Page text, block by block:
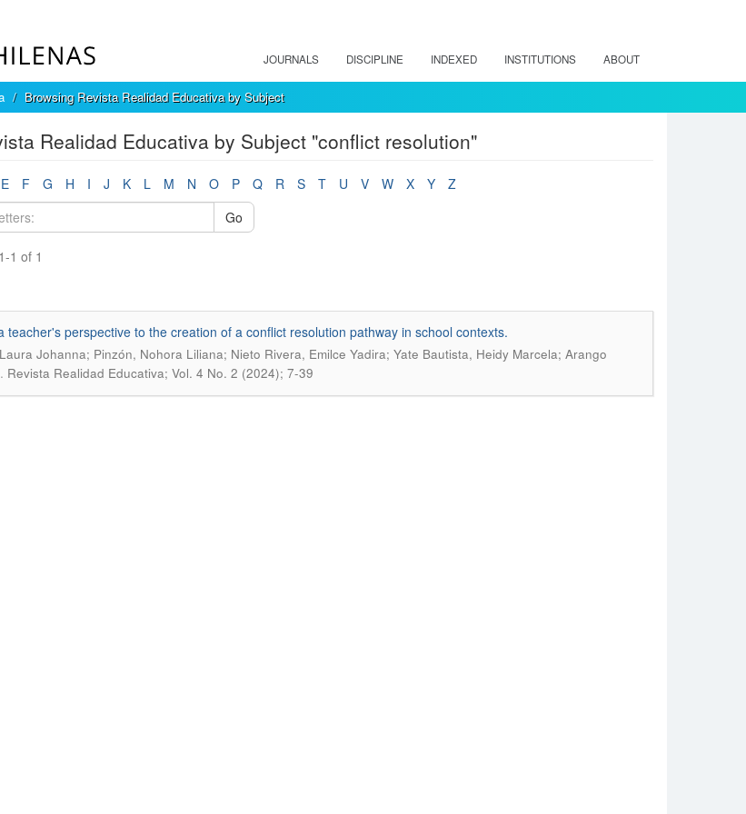
JOURNALS DISCIPLINE INDEXED INSTITUTIONS ABOUT
Browsing Revista Realidad Educativa by Subject
Realidad Educativa by Subject "conflict resolution"
E F G H I J K L M N O P Q R S T U V W X Y
Z
Go
1 of 1
teacher's perspective to the creation of a conflict resolution pathway in school contexts.
Johanna; Pinzón, Nohora Liliana; Nieto Rivera, Emilce Yadira; Yate Bautista, Heidy Marcela; Arango
. Revista Realidad Educativa; Vol. 4 No. 2 (2024); 7-39